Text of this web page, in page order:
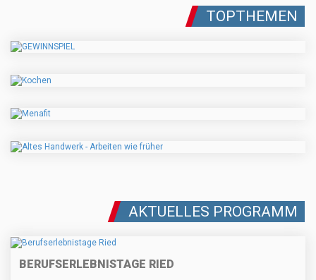
TOPTHEMEN
AKTUELLES PROGRAMM
BERUFSERLEBNISTAGE RIED